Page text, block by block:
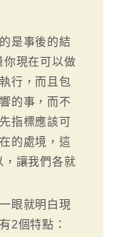
是事後的結
現在可以做
行，而且包
的事，而不
指標應該可
的處境，這
讓我們各就
眼就明白現
2個特點：